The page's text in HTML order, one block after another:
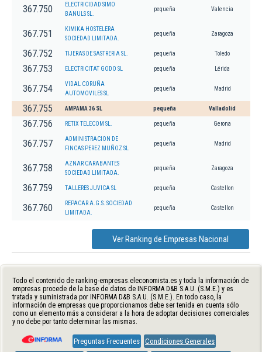
367.750
ELECTRICIDAD SIMO
BANULS SL.
pequeña Valencia
367.751
KIMIKA HOSTELERA
SOCIEDAD LIMITADA.
pequeña Zaragoza
367.752 TIJERAS DE SASTRERIA SL. pequeña Toledo
367.753 ELECTRICITAT GODO SL pequeña Lérida
367.754
VIDAL CORUÑA
AUTOMOVILES SL
pequeña Madrid
367.755 AMPAMA 36 SL pequeña Valladolid
367.756 RETIX TELECOM SL. pequeña Gerona
367.757
ADMINISTRACION DE
FINCAS PEREZ MUÑOZ SL
pequeña Madrid
367.758
AZNAR CARABANTES
SOCIEDAD LIMITADA.
pequeña Zaragoza
367.759 TALLERES JUVICA SL pequeña Castellon
367.760
REPACAR A.G.S. SOCIEDAD
LIMITADA.
pequeña Castellon
Ver Ranking de Empresas Nacional
Todo el contenido de ranking-empresas.eleconomista.es y toda la información de
empresas procede de la base de datos de INFORMA D&B S.A.U. (S.M.E.) y es
tratada y suministrada por INFORMA D&B S.A.U. (S.M.E.). En todo caso, la
información de empresas que proporcionamos debe ser tenida en cuenta sólo
como un elemento más a considerar a la hora de adoptar decisiones comerciales
y no debe por tanto determinar las mismas.
Preguntas Frecuentes Condiciones Generales